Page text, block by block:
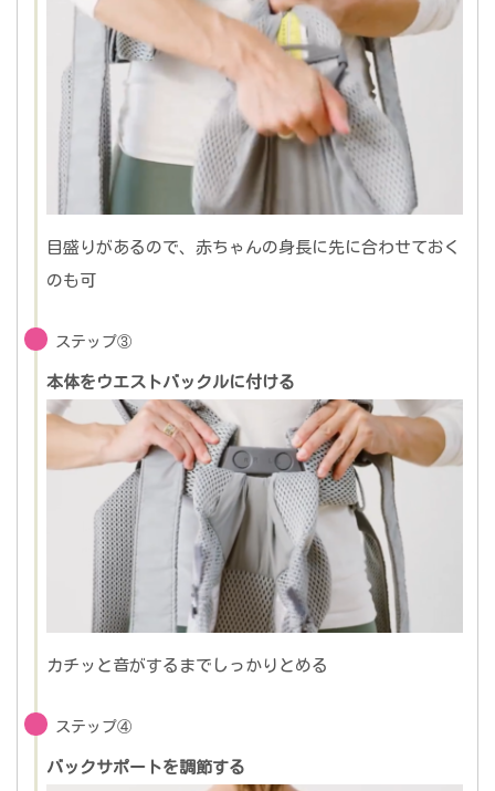
目盛りがあるので、赤ちゃんの身長に先に合わせておく
のも可
ステップ③
本体をウエストバックルに付ける
カチッと音がするまでしっかりとめる
ステップ④
バックサポートを調節する